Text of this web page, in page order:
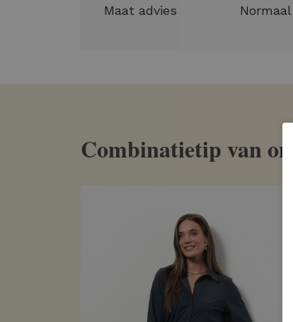
Maat advies Normaal
Combinatietip van